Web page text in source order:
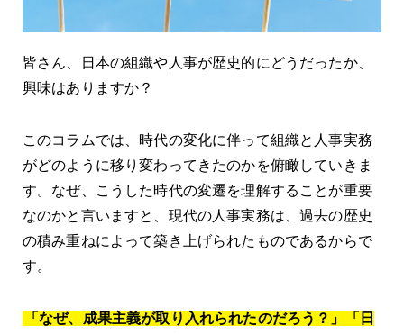
皆さん、日本の組織や人事が歴史的にどうだったか、
興味はありますか？
このコラムでは、時代の変化に伴って組織と人事実務
がどのように移り変わってきたのかを俯瞰していきま
す。なぜ、こうした時代の変遷を理解することが重要
なのかと言いますと、現代の人事実務は、過去の歴史
の積み重ねによって築き上げられたものであるからで
す。
「なぜ、成果主義が取り入れられたのだろう？」「日